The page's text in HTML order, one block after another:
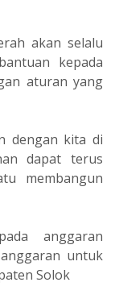
akan selalu
kepada
aturan yang
dengan kita di
dapat terus
membangun
anggaran
untuk
Solok